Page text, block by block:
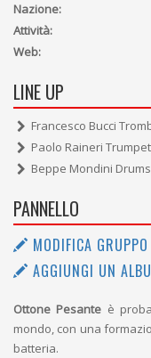
Nazione:
Attività:
Web:
LINE UP
Francesco Bucci
Paolo Raineri Trumpet
Beppe Mondini Drums
PANNELLO
MODIFICA GRUPPO
AGGIUNGI UN
Ottone Pesante è
mondo, con una
batteria.